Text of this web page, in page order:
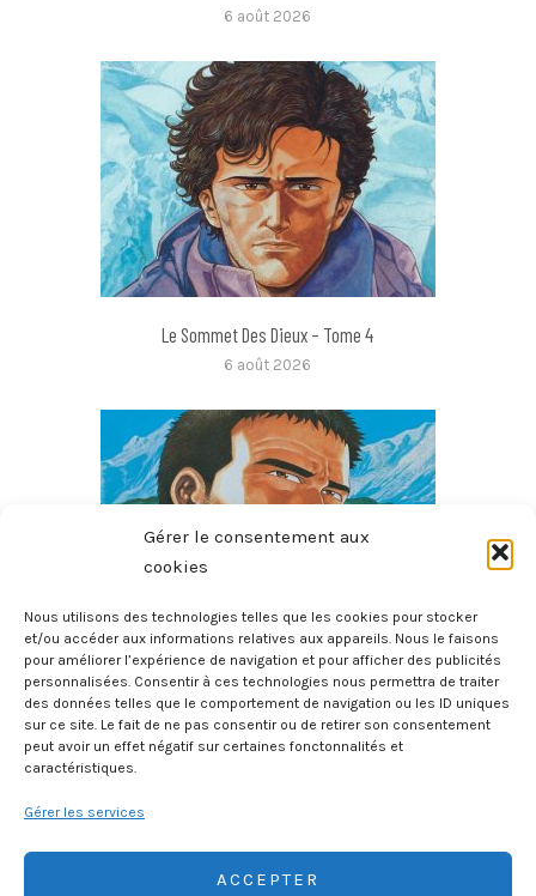
Gérer le consentement aux
cookies
Nous utilisons des technologies telles que les cookies pour stocker
et/ou accéder aux informations relatives aux appareils. Nous le faisons
pour améliorer l’expérience de navigation et pour afficher des publicités
personnalisées. Consentir à ces technologies nous permettra de traiter
des données telles que le comportement de navigation ou les ID uniques
sur ce site. Le fait de ne pas consentir ou de retirer son consentement
peut avoir un effet négatif sur certaines fonctonnalités et
caractéristiques.
Gérer les services
ACCEPTER
6 août 2026
Le Sommet Des Dieux – Tome 4
6 août 2026
Le Sommet Des Dieux – Tome 3
6 août 2026